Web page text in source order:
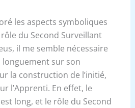
les aspects symboliques
du Second Surveillant
il me semble nécessaire
longuement sur son
la construction de l’initié,
l’Apprenti. En effet, le
long, et le rôle du Second